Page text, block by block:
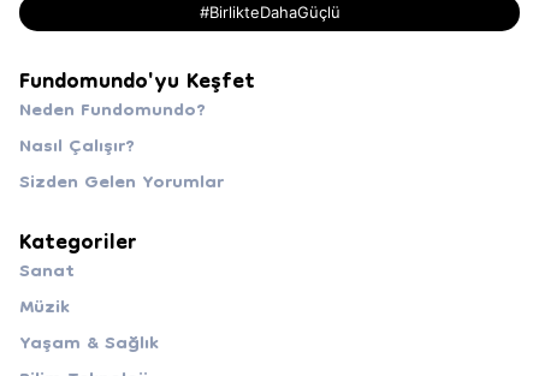
#BirlikteDahaGüçlü
Fundomundo'yu Keşfet
Neden Fundomundo?
Nasıl Çalışır?
Sizden Gelen Yorumlar
Kategoriler
Sanat
Müzik
Yaşam & Sağlık